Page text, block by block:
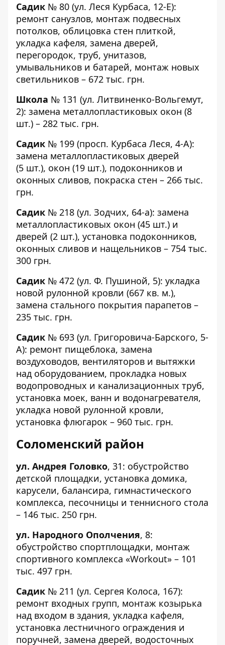
Садик № 80 (ул. Леся Курбаса, 12-Е):
ремонт санузлов, монтаж подвесных
потолков, облицовка стен плиткой,
укладка кафеля, замена дверей,
перегородок, труб, унитазов,
умывальников и батарей, монтаж новых
светильников – 672 тыс. грн.
Школа № 131 (ул. Литвиненко-Вольгемут,
2): замена металлопластиковых окон (8
шт.) – 282 тыс. грн.
Садик № 199 (просп. Курбаса Леся, 4-А):
замена металлопластиковых дверей
(5 шт.), окон (19 шт.), подоконников и
оконных сливов, покраска стен – 266 тыс.
грн.
Садик № 218 (ул. Зодчих, 64-а): замена
металлопластиковых окон (45 шт.) и
дверей (2 шт.), установка подоконников,
оконных сливов и нащельников – 754 тыс.
300 грн.
Садик № 472 (ул. Ф. Пушиной, 5): укладка
новой рулонной кровли (667 кв. м.),
замена стального покрытия парапетов –
235 тыс. грн.
Садик № 693 (ул. Григоровича-Барского, 5-
А): ремонт пищеблока, замена
воздуховодов, вентиляторов и вытяжки
над оборудованием, прокладка новых
водопроводных и канализационных труб,
установка моек, ванн и водонагревателя,
укладка новой рулонной кровли,
установка флюгарок – 960 тыс. грн.
Соломенский район
ул. Андрея Головко, 31: обустройство
детской площадки, установка домика,
карусели, балансира, гимнастического
комплекса, песочницы и теннисного стола
– 146 тыс. 250 грн.
ул. Народного Ополчения, 8:
обустройство спортплощадки, монтаж
спортивного комплекса «Workout» – 101
тыс. 497 грн.
Садик № 211 (ул. Сергея Колоса, 167):
ремонт входных групп, монтаж козырька
над входом в здания, укладка кафеля,
установка лестничного ограждения и
поручней, замена дверей, водосточных